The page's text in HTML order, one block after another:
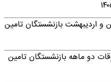
و اردیبهشت بازنشستگان تامین
دو ماهه بازنشستگان تامین